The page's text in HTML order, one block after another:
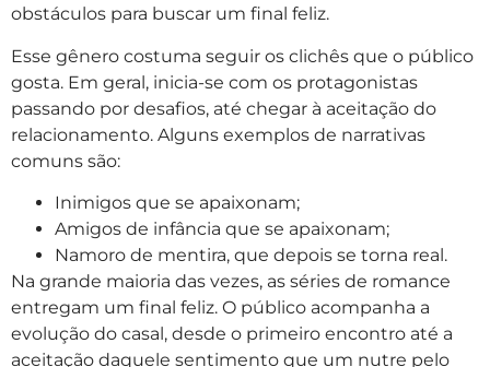
obstáculos para buscar um final feliz.
Esse gênero costuma seguir os clichês que o público
gosta. Em geral, inicia-se com os protagonistas
passando por desafios, até chegar à aceitação do
relacionamento. Alguns exemplos de narrativas
comuns são:
Inimigos que se apaixonam;
Amigos de infância que se apaixonam;
Namoro de mentira, que depois se torna real.
Na grande maioria das vezes, as séries de romance
entregam um final feliz. O público acompanha a
evolução do casal, desde o primeiro encontro até a
aceitação daquele sentimento que um nutre pelo